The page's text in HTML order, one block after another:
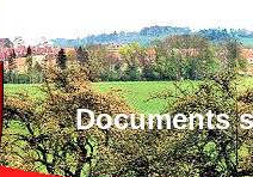
Documents